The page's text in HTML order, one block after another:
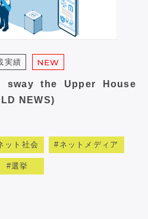
実績 NEW
sway the Upper House
NEWS)
ット社会 ネットメディア
選挙